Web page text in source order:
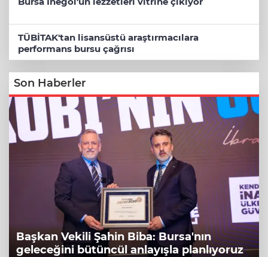
TÜBİTAK'tan lisansüstü araştırmacılara
performans bursu çağrısı
Son Haberler
Başkan Vekili Şahin Biba: Bursa'nın
geleceğini bütüncül anlayışla planlıyoruz